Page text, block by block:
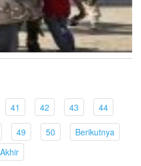
41 (current)
42(current)
43(current)
44(current)
(current)
49 (current)
50 (current)Berikutnya
Akhir(current)